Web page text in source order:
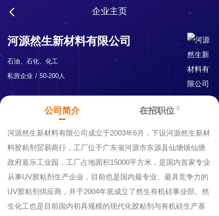
企业主页
河源然生新材料有限公司
石油、石化、化工
私营企业
50-200人
公司简介 在招职位 0
河源然生新材料有限公司成立于2003年6月，下设河源然生新材
料胶粘剂贸易商行，工厂位于广东省河源市东源县仙塘镇仙塘
政府嘉乐工业园，工厂占地面积15000平方米，是国内首家专业
从事UV胶粘剂生产企业，目前也是国内最专业、最具竞争力的
UV胶粘剂供应商，并于2004年底成立了然生有机硅事业部。然
生化工也是目前国内初具规模的现代化胶粘剂与有机硅生产基